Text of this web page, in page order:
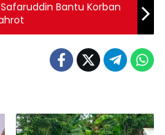
Safaruddin Bantu Korban